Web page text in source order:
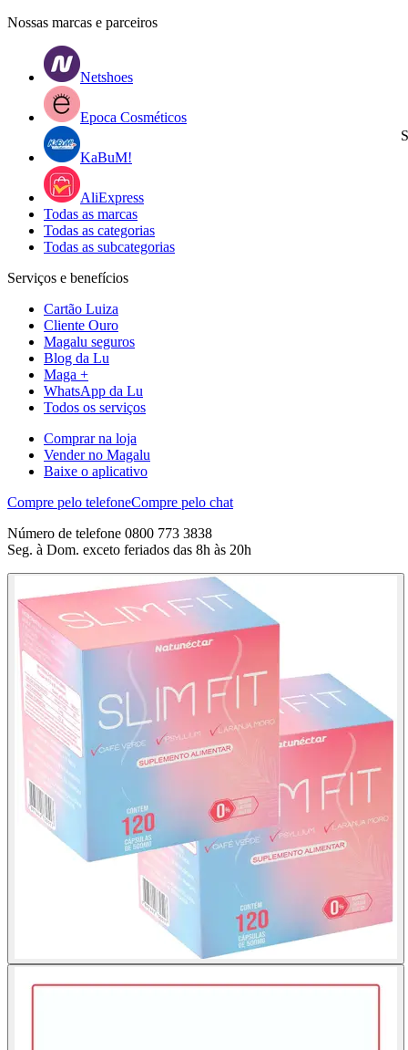
Nossas marcas e parceiros
Netshoes
Epoca Cosméticos
KaBuM!
AliExpress
Todas as marcas
Todas as categorias
Todas as subcategorias
Serviços e benefícios
Cartão Luiza
Cliente Ouro
Magalu seguros
Blog da Lu
Maga +
WhatsApp da Lu
Todos os serviços
Comprar na loja
Vender no Magalu
Baixe o aplicativo
Compre pelo telefoneCompre pelo chat
Número de telefone 0800 773 3838
Seg. à Dom. exceto feriados das 8h às 20h